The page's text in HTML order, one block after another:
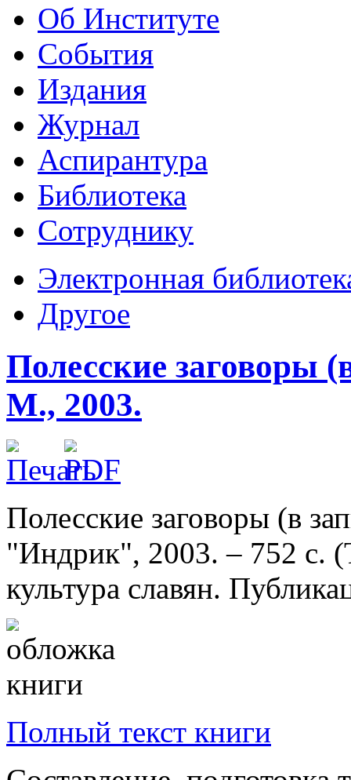
Об Институте
События
Издания
Журнал
Аспирантура
Библиотека
Сотруднику
Электронная
Другое
Полесские заговоры
М., 2003.
Полесские заговоры (в
"Индрик", 2003. – 752 с.
культура славян.
Полный текст книги